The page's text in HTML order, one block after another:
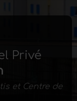
Privé
et Centre de